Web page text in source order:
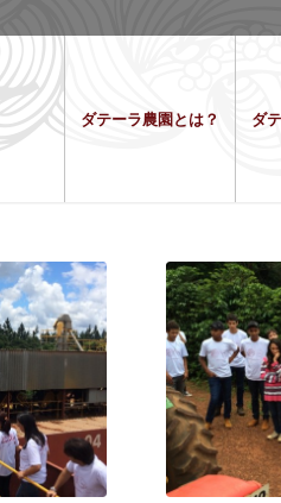
ダテーラ農園とは？ ダ